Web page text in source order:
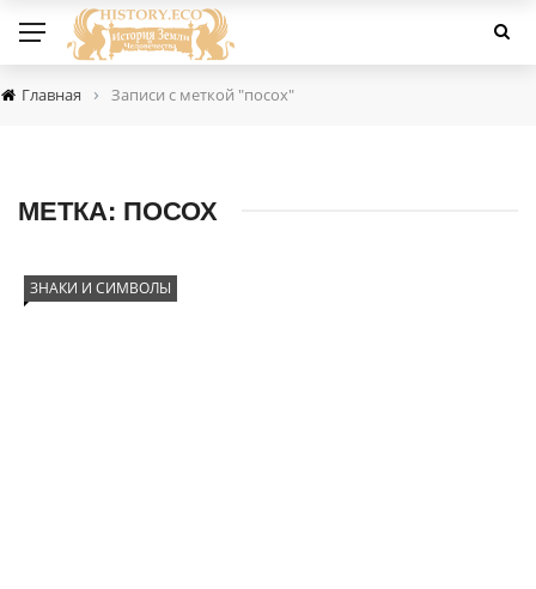
Главная › Записи с меткой "посох"
МЕТКА: ПОСОХ
ЗНАКИ И СИМВОЛЫ